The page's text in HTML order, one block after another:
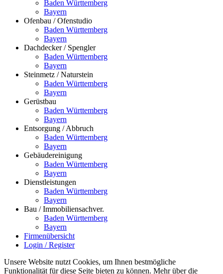
Baden Württemberg
Bayern
Ofenbau / Ofenstudio
Baden Württemberg
Bayern
Dachdecker / Spengler
Baden Württemberg
Bayern
Steinmetz / Naturstein
Baden Württemberg
Bayern
Gerüstbau
Baden Württemberg
Bayern
Entsorgung / Abbruch
Baden Württemberg
Bayern
Gebäudereinigung
Baden Württemberg
Bayern
Dienstleistungen
Baden Württemberg
Bayern
Bau / Immobiliensachver.
Baden Württemberg
Bayern
Firmenübersicht
Login / Register
Unsere Website nutzt Cookies, um Ihnen bestmögliche
Funktionalität für diese Seite bieten zu können. Mehr über die